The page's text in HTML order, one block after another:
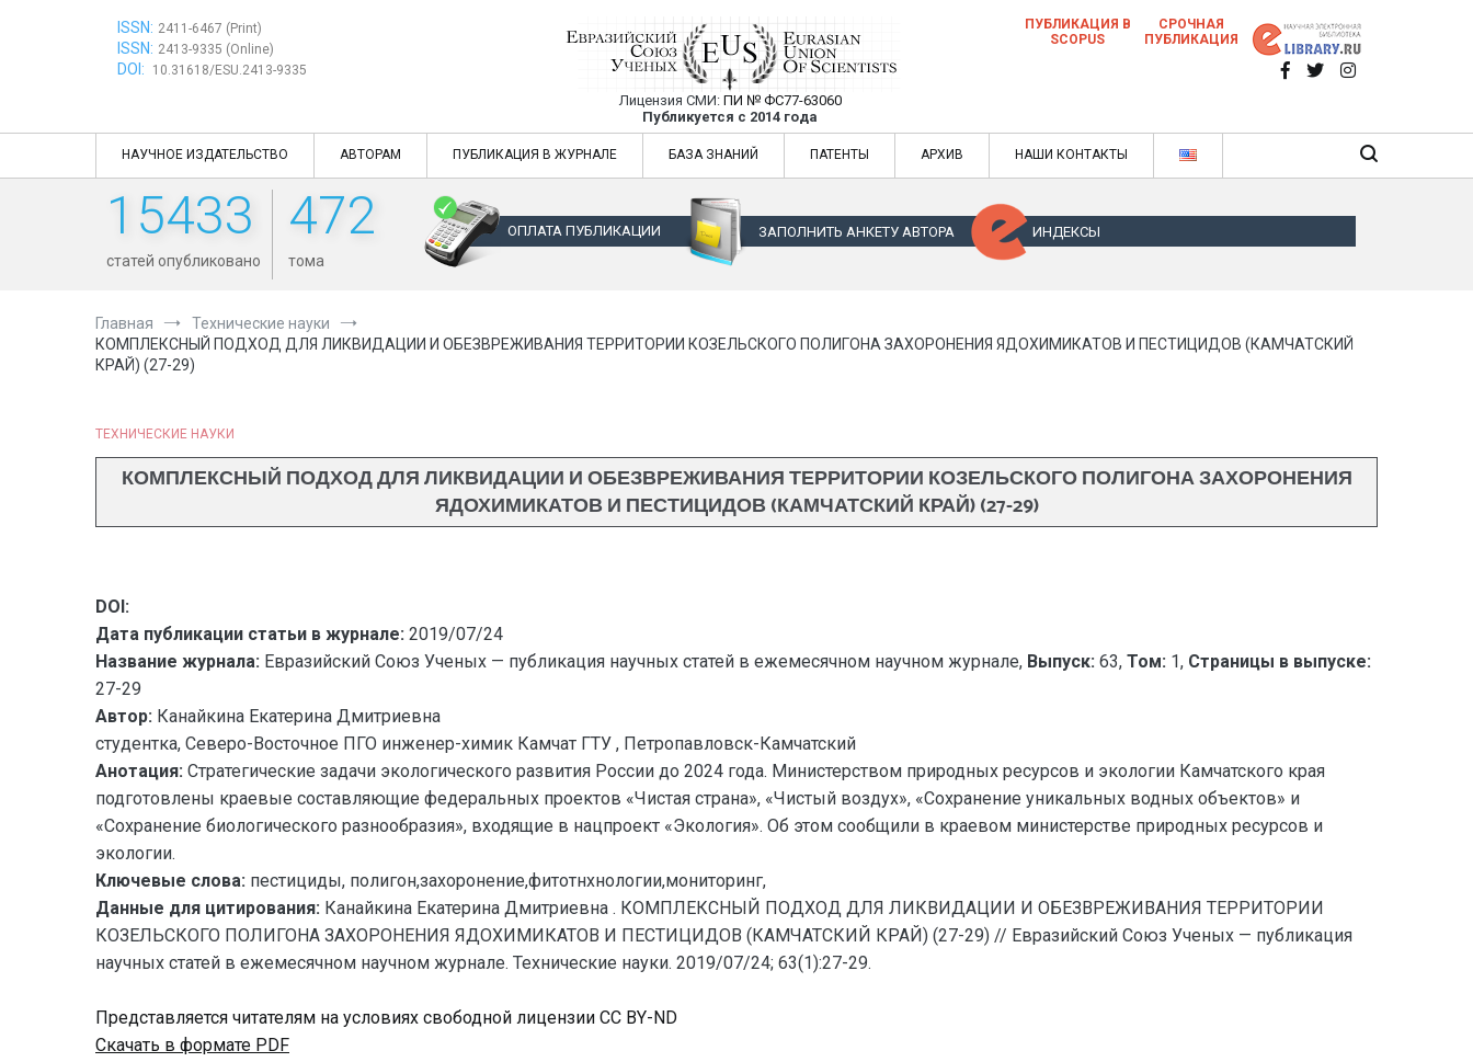
ISSN: 2411-6467 (Print)
ISSN: 2413-9335 (Online)
DOI: 10.31618/ESU.2413-9335
Евразийский Союз Ученых — публикация научных статей в ежемесячном научном
журнале
Лицензия СМИ: ПИ № ФС77-63060
Публикуется с 2014 года
Евразийский Союз Ученых — публикация научных статей в ежемесячном научном журнале
ПУБЛИКАЦИЯ В
SCOPUS
СРОЧНАЯ
ПУБЛИКАЦИЯ
НАУЧНОЕ ИЗДАТЕЛЬСТВО АВТОРАМ ПУБЛИКАЦИЯ В ЖУРНАЛЕ БАЗА ЗНАНИЙ ПАТЕНТЫ АРХИВ НАШИ КОНТАКТЫ
15433
статей опубликовано
472
тома
ОПЛАТА ПУБЛИКАЦИИ ЗАПОЛНИТЬ АНКЕТУ АВТОРА ИНДЕКСЫ
Главная
Технические науки
КОМПЛЕКСНЫЙ ПОДХОД ДЛЯ ЛИКВИДАЦИИ И ОБЕЗВРЕЖИВАНИЯ ТЕРРИТОРИИ КОЗЕЛЬСКОГО ПОЛИГОНА ЗАХОРОНЕНИЯ ЯДОХИМИКАТОВ И ПЕСТИЦИДОВ (КАМЧАТСКИЙ
КРАЙ) (27-29)
ТЕХНИЧЕСКИЕ НАУКИ
КОМПЛЕКСНЫЙ ПОДХОД ДЛЯ ЛИКВИДАЦИИ И ОБЕЗВРЕЖИВАНИЯ ТЕРРИТОРИИ КОЗЕЛЬСКОГО ПОЛИГОНА ЗАХОРОНЕНИЯ
ЯДОХИМИКАТОВ И ПЕСТИЦИДОВ (КАМЧАТСКИЙ КРАЙ) (27-29)
DOI:
Дата публикации статьи в журнале: 2019/07/24
Название журнала: Евразийский Союз Ученых — публикация научных статей в ежемесячном научном журнале, Выпуск: 63, Том: 1, Страницы в выпуске:
27-29
Автор: Канайкина Екатерина Дмитриевна
студентка, Северо-Восточное ПГО инженер-химик Камчат ГТУ , Петропавловск-Камчатский
Анотация: Стратегические задачи экологического развития России до 2024 года. Министерством природных ресурсов и экологии Камчатского края
подготовлены краевые составляющие федеральных проектов «Чистая страна», «Чистый воздух», «Сохранение уникальных водных объектов» и
«Сохранение биологического разнообразия», входящие в нацпроект «Экология». Об этом сообщили в краевом министерстве природных ресурсов и
экологии.
Ключевые слова: пестициды, полигон,захоронение,фитотнхнологии,мониторинг,
Данные для цитирования: Канайкина Екатерина Дмитриевна . КОМПЛЕКСНЫЙ ПОДХОД ДЛЯ ЛИКВИДАЦИИ И ОБЕЗВРЕЖИВАНИЯ ТЕРРИТОРИИ
КОЗЕЛЬСКОГО ПОЛИГОНА ЗАХОРОНЕНИЯ ЯДОХИМИКАТОВ И ПЕСТИЦИДОВ (КАМЧАТСКИЙ КРАЙ) (27-29) // Евразийский Союз Ученых — публикация
научных статей в ежемесячном научном журнале. Технические науки. 2019/07/24; 63(1):27-29.
Представляется читателям на условиях свободной лицензии CC BY-ND
Скачать в формате PDF